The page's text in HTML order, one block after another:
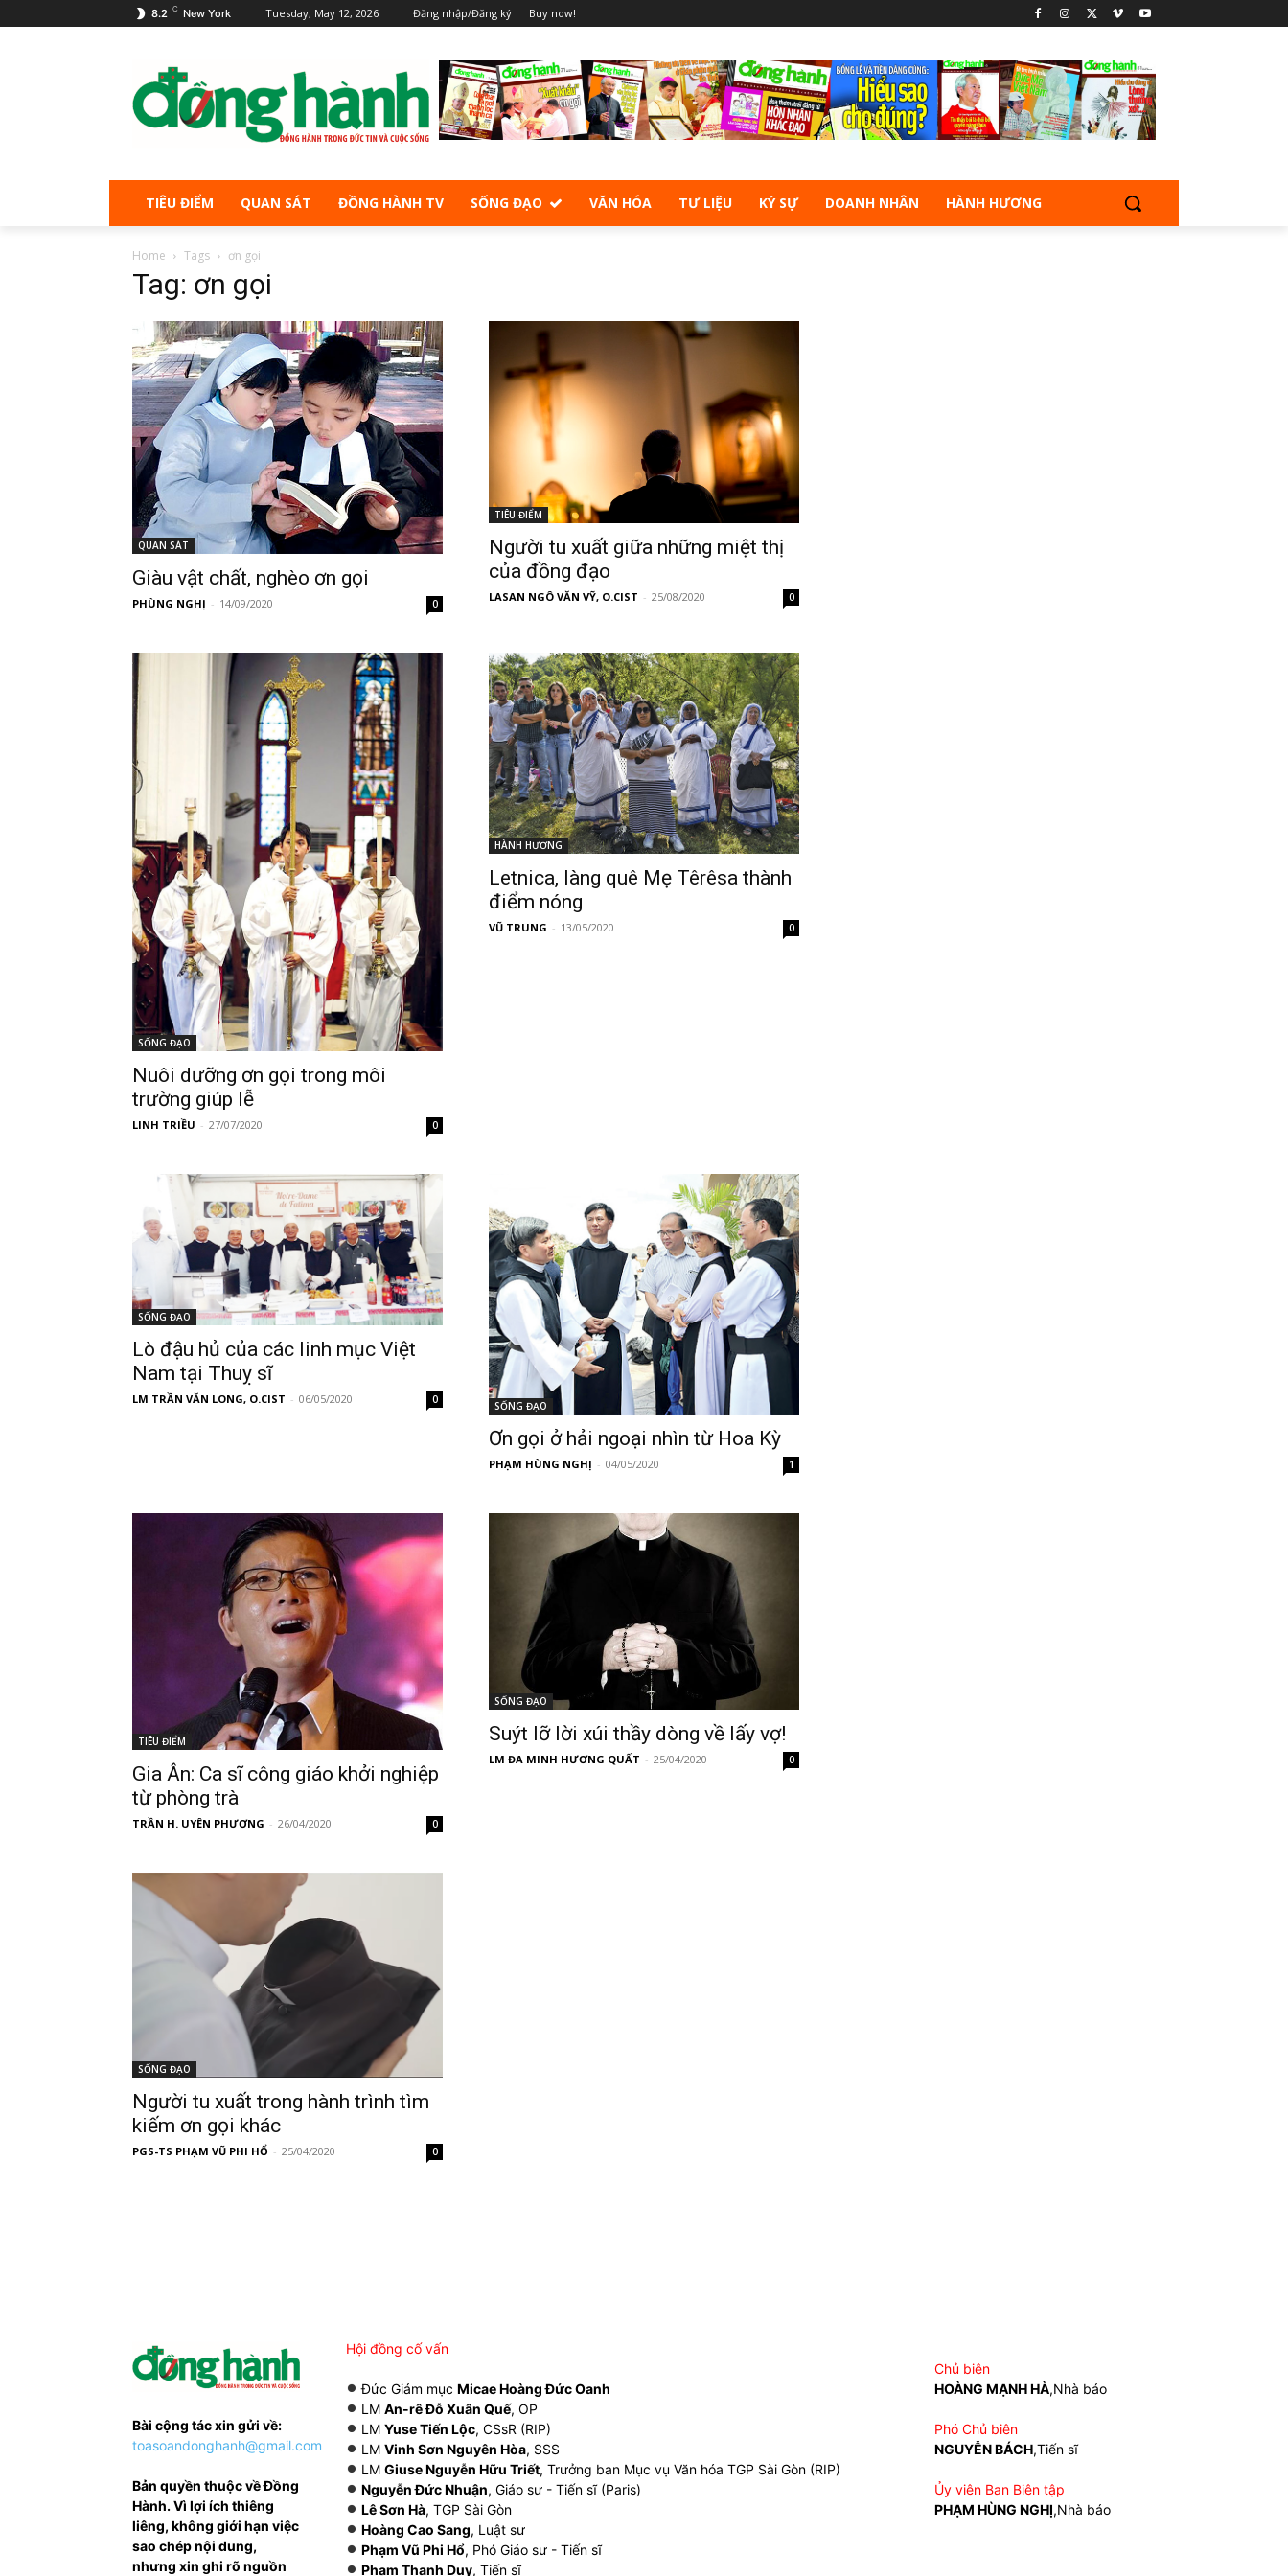
8.2 C New York Tuesday, May 12, 2026 Đăng nhập/Đăng ký Buy now!
TIÊU ĐIỂM QUAN SÁT ĐỒNG HÀNH TV SỐNG ĐẠO VĂN HÓA TƯ LIỆU KÝ SỰ DOANH NHÂN HÀNH HƯƠNG
Home Tags ơn gọi
Tag: ơn gọi
QUAN SÁT
Giàu vật chất, nghèo ơn gọi
PHÙNG NGHỊ - 14/09/2020 0
TIÊU ĐIỂM
Người tu xuất giữa những miệt thị
của đồng đạo
LASAN NGÔ VĂN VỸ, O.CIST - 25/08/2020 0
SỐNG ĐẠO
Nuôi dưỡng ơn gọi trong môi
trường giúp lễ
LINH TRIỀU - 27/07/2020 0
HÀNH HƯƠNG
Letnica, làng quê Mẹ Têrêsa thành
điểm nóng
VŨ TRUNG - 13/05/2020 0
SỐNG ĐẠO
Lò đậu hủ của các linh mục Việt
Nam tại Thuỵ sĩ
LM TRẦN VĂN LONG, O.CIST - 06/05/2020 0 SỐNG ĐẠO
Ơn gọi ở hải ngoại nhìn từ Hoa Kỳ
PHẠM HÙNG NGHỊ - 04/05/2020 1
TIÊU ĐIỂM
Gia Ân: Ca sĩ công giáo khởi nghiệp
từ phòng trà
TRẦN H. UYÊN PHƯƠNG - 26/04/2020 0
SỐNG ĐẠO
Suýt lỡ lời xúi thầy dòng về lấy vợ!
LM ĐA MINH HƯƠNG QUẤT - 25/04/2020 0
SỐNG ĐẠO
Người tu xuất trong hành trình tìm
kiếm ơn gọi khác
PGS-TS PHẠM VŨ PHI HỔ - 25/04/2020 0
Bài cộng tác xin gửi về:
toasoandonghanh@gmail.com
Bản quyền thuộc về Đồng
Hành. Vì lợi ích thiêng
liêng, không giới hạn việc
sao chép nội dung,
nhưng xin ghi rõ nguồn
Hội đồng cố vấn
Đức Giám mụcMicae Hoàng Đức Oanh
LMAn-rê Đỗ Xuân Quế, OP
LMYuse Tiến Lộc, CSsR (RIP)
LMVinh Sơn Nguyên Hòa, SSS
LMGiuse Nguyễn Hữu Triết, Trưởng ban Mục vụ Văn hóa TGP Sài Gòn (RIP)
Nguyễn Đức Nhuận, Giáo sư - Tiến sĩ (Paris)
Lê Sơn Hà, TGP Sài Gòn
Hoàng Cao Sang, Luật sư
Phạm Vũ Phi Hổ, Phó Giáo sư - Tiến sĩ
Phạm Thanh Duy, Tiến sĩ
Chủ biên
HOÀNG MẠNH HÀ,Nhà báo
Phó Chủ biên
NGUYỄN BÁCH,Tiến sĩ
Ủy viên Ban Biên tập
PHẠM HÙNG NGHỊ,Nhà báo